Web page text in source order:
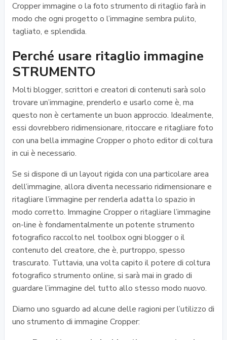
Cropper immagine o la foto strumento di ritaglio farà in
modo che ogni progetto o l’immagine sembra pulito,
tagliato, e splendida.
Perché usare ritaglio immagine
STRUMENTO
Molti blogger, scrittori e creatori di contenuti sarà solo
trovare un’immagine, prenderlo e usarlo come è, ma
questo non è certamente un buon approccio. Idealmente,
essi dovrebbero ridimensionare, ritoccare e ritagliare foto
con una bella immagine Cropper o photo editor di coltura
in cui è necessario.
Se si dispone di un layout rigida con una particolare area
dell’immagine, allora diventa necessario ridimensionare e
ritagliare l’immagine per renderla adatta lo spazio in
modo corretto. Immagine Cropper o ritagliare l’immagine
on-line è fondamentalmente un potente strumento
fotografico raccolto nel toolbox ogni blogger o il
contenuto del creatore, che è, purtroppo, spesso
trascurato. Tuttavia, una volta capito il potere di coltura
fotografico strumento online, si sarà mai in grado di
guardare l’immagine del tutto allo stesso modo nuovo.
Diamo uno sguardo ad alcune delle ragioni per l’utilizzo di
uno strumento di immagine Cropper: